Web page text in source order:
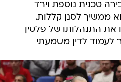
טכנית נוספת וירד
ממשיך לסנן קללות.
את התנהלותו של פלטין
לעמוד לדין משמעתי